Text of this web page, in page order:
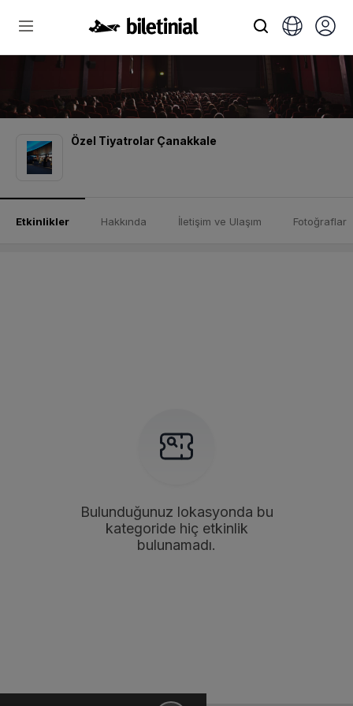
Özel Tiyatrolar Çanakkale
Etkinlikler Hakkında İletişim ve Ulaşım Fotoğraflar
Bulunduğunuz lokasyonda bu
kategoride hiç etkinlik
bulunamadı.